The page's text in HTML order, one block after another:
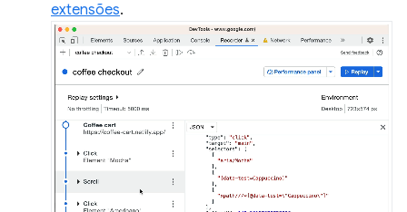
extensões.